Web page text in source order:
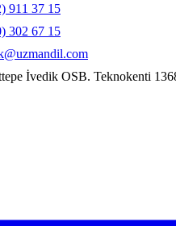
911 37 15
302 67 15
İvedik OSB. Teknokenti